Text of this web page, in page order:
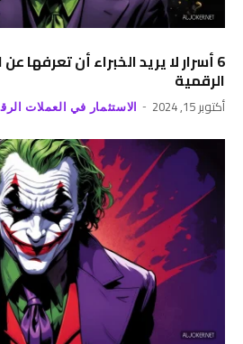
6 أسرار لا يريد الخبراء أن تعرفها
الرقمية
أكتوبر 15, 2024 الاستثمار في العملات